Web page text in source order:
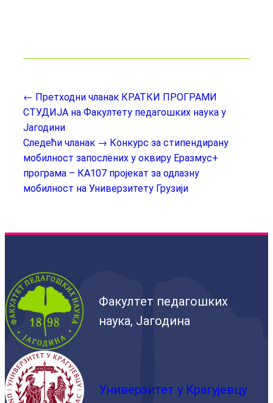
← Претходни чланак КРАТКИ ПРОГРАМИ
СТУДИЈА на Факултету педагошких наука у
Јагодини
Следећи чланак → Конкурс за стипендирану
мобилност запослених у оквиру Еразмус+
програма – КА107 пројекат за одлазну
мобилност на Универзитету Грузији
Факултет педагошких
наука, Јагодина
Универзитет у Крагујевцу